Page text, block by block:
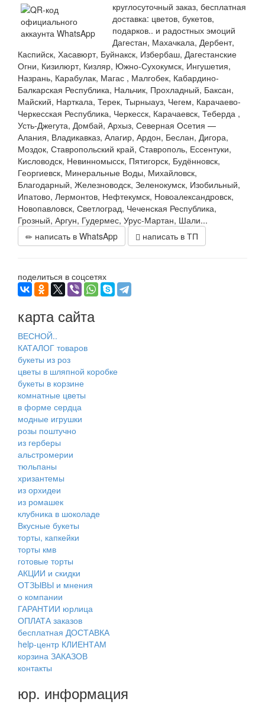
круглосуточный заказ, бесплатная
доставка: цветов, букетов,
подарков.. и радостных эмоций
Дагестан, Махачкала, Дербент,
Каспийск, Хасавюрт, Буйнакск, Избербаш, Дагестанские
Огни, Кизилюрт, Кизляр, Южно-Сухокумск, Ингушетия,
Назрань, Карабулак, Магас , Малгобек, Кабардино-
Балкарская Республика, Нальчик, Прохладный, Баксан,
Майский, Нарткала, Терек, Тырныауз, Чегем, Карачаево-
Черкесская Республика, Черкесск, Карачаевск, Теберда ,
Усть-Джегута, Домбай, Архыз, Северная Осетия —
Алания, Владикавказ, Алагир, Ардон, Беслан, Дигора,
Моздок, Ставропольский край, Ставрополь, Ессентуки,
Кисловодск, Невинномысск, Пятигорск, Будённовск,
Георгиевск, Минеральные Воды, Михайловск,
Благодарный, Железноводск, Зеленокумск, Изобильный,
Ипатово, Лермонтов, Нефтекумск, Новоалександровск,
Новопавловск, Светлоград, Чеченская Республика,
Грозный, Аргун, Гудермес, Урус-Мартан, Шали...
написать в WhatsApp
написать в ТП
поделиться в соцсетях
карта сайта
ВЕСНОЙ..
КАТАЛОГ товаров
букеты из роз
цветы в шляпной коробке
букеты в корзине
комнатные цветы
в форме сердца
модные игрушки
розы поштучно
из герберы
альстромерии
тюльпаны
хризантемы
из орхидеи
из ромашек
клубника в шоколаде
Вкусные букеты
торты, капкейки
торты кмв
готовые торты
АКЦИИ и скидки
ОТЗЫВЫ и мнения
о компании
ГАРАНТИИ юрлица
ОПЛАТА заказов
бесплатная ДОСТАВКА
help-центр КЛИЕНТАМ
корзина ЗАКАЗОВ
контакты
юр. информация